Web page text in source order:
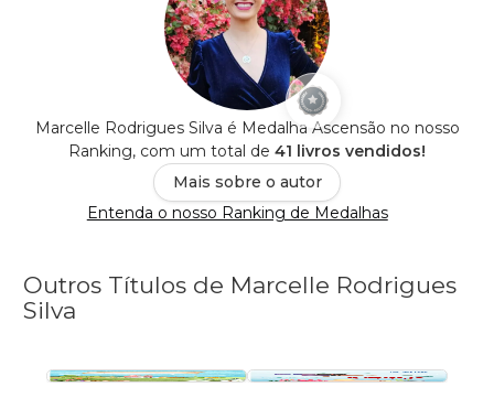
Marcelle Rodrigues Silva é Medalha Ascensão no nosso
Ranking, com um total de 41 livros vendidos!
Mais sobre o autor
Entenda o nosso Ranking de Medalhas
Outros Títulos de Marcelle Rodrigues
Silva